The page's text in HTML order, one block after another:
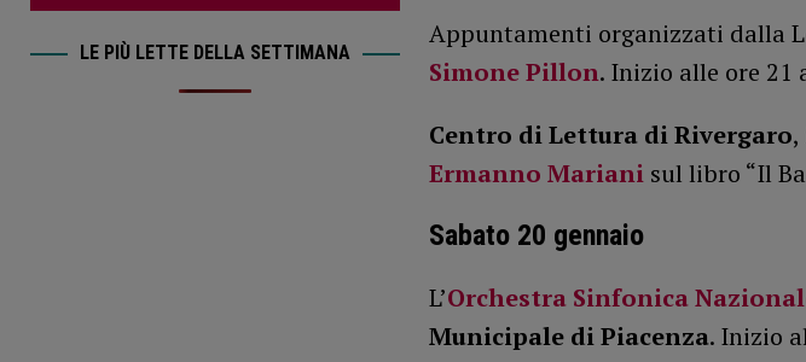
Appuntamenti organizzati dalla
Simone Pillon. Inizio alle ore 21
Centro di Lettura di Rivergaro
Ermanno Mariani sul libro “Il
Sabato 20 gennaio
L’Orchestra Sinfonica
Municipale di Piacenza. Inizio
LE PIÙ LETTE DELLA SETTIMANA